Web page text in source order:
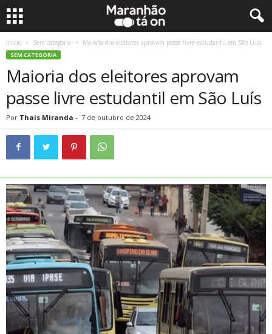
Início Sem categoria Maioria dos eleitores aprovam passe livre estudantil em São Luís
SEM CATEGORIA
Maioria dos eleitores aprovam
passe livre estudantil em São Luís
Por Thais Miranda - 7 de outubro de 2024